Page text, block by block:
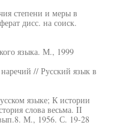
степени и меры в
дисс. на соиск.
языка. М., 1999
// Русский язык в
языке; К истории
слова весьма. II
М., 1956. С. 19-28